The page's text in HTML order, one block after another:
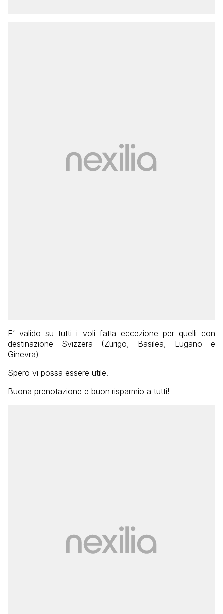
E’ valido su tutti i voli fatta eccezione per quelli con
destinazione Svizzera (Zurigo, Basilea, Lugano e
Ginevra)
Spero vi possa essere utile.
Buona prenotazione e buon risparmio a tutti!